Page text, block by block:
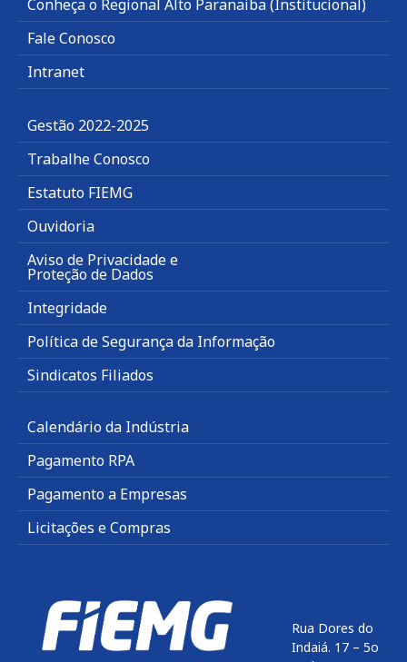
Conheça o Regional Alto Paranaiba (Institucional)
Fale Conosco
Intranet
Gestão 2022-2025
Trabalhe Conosco
Estatuto FIEMG
Ouvidoria
Aviso de Privacidade e
Proteção de Dados
Integridade
Política de Segurança da Informação
Sindicatos Filiados
Calendário da Indústria
Pagamento RPA
Pagamento a Empresas
Licitações e Compras
Rua Dores do
Indaiá. 17 – 5o